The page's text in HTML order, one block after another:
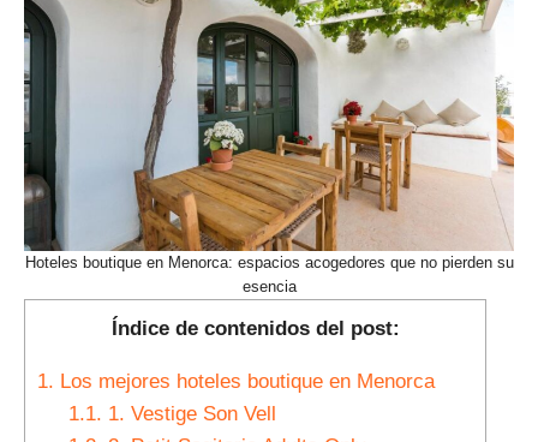
Hoteles boutique en Menorca: espacios acogedores que no pierden su
esencia
Índice de contenidos del post:
1. Los mejores hoteles boutique en Menorca
1.1. 1. Vestige Son Vell